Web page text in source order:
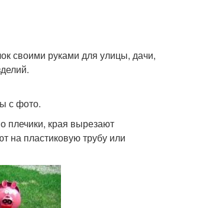
своими руками для улицы, дачи,
с фото.
плечики, края вырезают
на пластиковую трубу или